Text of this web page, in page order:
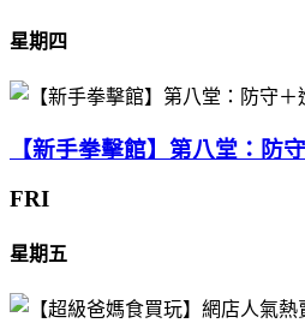
星期四
【新手拳擊館】第八堂：防
FRI
星期五